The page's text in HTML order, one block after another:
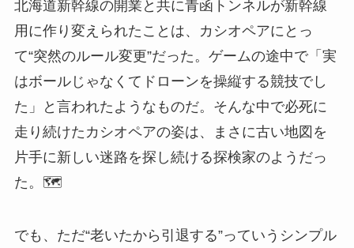
北海道新幹線の開業と共に青函トンネルが新幹線
用に作り変えられたことは、カシオペアにとっ
て“突然のルール変更”だった。ゲームの途中で「実
はボールじゃなくてドローンを操縦する競技でし
た」と言われたようなものだ。そんな中で必死に
走り続けたカシオペアの姿は、まさに古い地図を
片手に新しい迷路を探し続ける探検家のようだっ
た。🗺️
でも、ただ“老いたから引退する”っていうシンプル